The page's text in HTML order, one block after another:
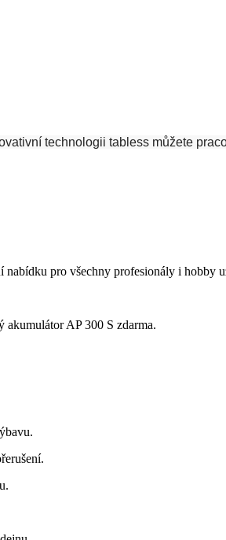
technologii tabless můžete
pro všechny profesionály i hobby
akumulátor AP 300 S zdarma.